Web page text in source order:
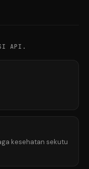
API.
kesehatan sekutu